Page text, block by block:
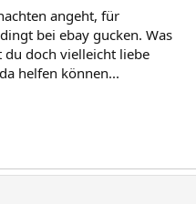
angeht, für
bei ebay gucken. Was
du doch vielleicht liebe
helfen können...